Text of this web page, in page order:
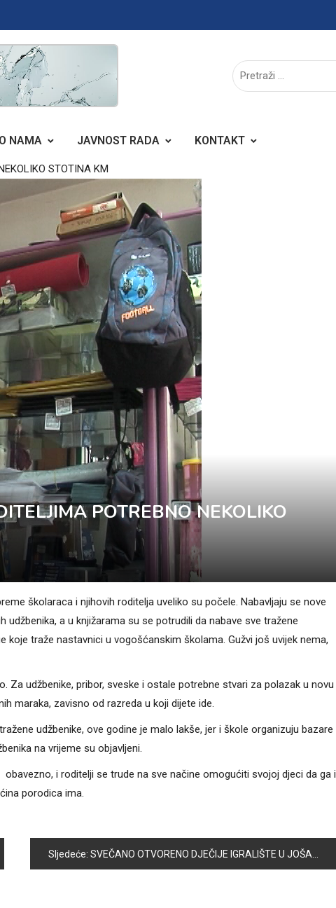
O NAMA JAVNOST RADA KONTAKT
STOTINA KM
POTREBNO NEKOLIKO
školaraca i njihovih roditelja uveliko su počele. Nabavljaju se nove
a u knjižarama su se potrudili da nabave sve tražene
koje traže nastavnici u vogošćanskim školama. Gužvi još uvijek nema,
Za udžbenike, pribor, sveske i ostale potrebne stvari za polazak u novu
maraka, zavisno od razreda u koji dijete ide.
udžbenike, ove godine je malo lakše, jer i škole organizuju bazare
na vrijeme su objavljeni.
i roditelji se trude na sve načine omogućiti svojoj djeci da ga i
porodica ima.
Sljedeće: SVEČANO OTVORENO DJEČIJE IGRALIŠTE U JOŠANIČKOJ ULICI